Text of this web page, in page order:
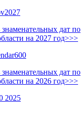
дат по
на 2027 год>>>
дат по
на 2026 год>>>